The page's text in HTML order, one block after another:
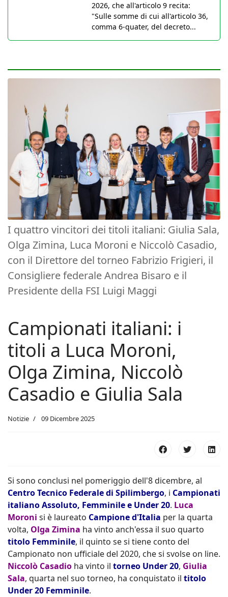
2026, che all'articolo 9 recita:
"Sulle somme di cui all'articolo 36,
comma 6-quater, del decreto...
I quattro vincitori dei titoli italiani: Giulia Sala,
Olga Zimina, Luca Moroni e Niccolò Casadio,
con il Direttore del torneo Fabrizio Frigieri, il
Consigliere federale Andrea Bisaro e il
Presidente della FSI Luigi Maggi
Campionati italiani: i
titoli a Luca Moroni,
Olga Zimina, Niccolò
Casadio e Giulia Sala
Notizie 09 Dicembre 2025
Si sono conclusi nel pomeriggio dell'8 dicembre, al
Centro Tecnico Federale di Spilimbergo, i Campionati
italiano Assoluto, Femminile e Under 20. Luca
Moroni si è laureato Campione d'Italia per la quarta
volta, Olga Zimina ha vinto anch'essa il suo quarto
titolo Femminile, il quinto se si tiene conto del
Campionato non ufficiale del 2020, che si svolse on line.
Niccolò Casadio ha vinto il torneo Under 20, Giulia
Sala, quarta nel suo torneo, ha conquistato il titolo
Under 20 Femminile.